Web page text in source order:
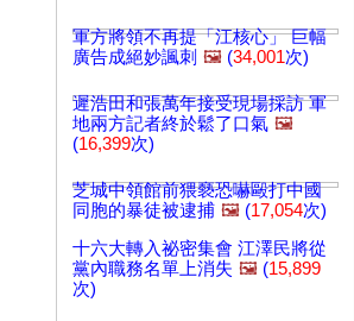
軍方將領不再提「江核心」 巨幅
廣告成絕妙諷刺 🖼️ (34,001次)
遲浩田和張萬年接受現場採訪 軍
地兩方記者終於鬆了口氣 🖼️
(16,399次)
芝城中領館前猥褻恐嚇毆打中國
同胞的暴徒被逮捕 🖼️ (17,054次)
十六大轉入祕密集會 江澤民將從
黨內職務名單上消失 🖼️ (15,899
次)